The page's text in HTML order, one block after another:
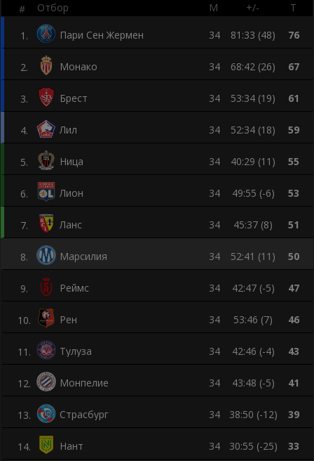
# Отбор М +/- Т
1 . Пари Сен Жермен 34 81:33 (48) 76
2. Монако 34 68:42 (26) 67
3. Брест 34 53:34 (19) 61
4. Лил 34 52:34 (18) 59
5. Ница 34 40:29 (11) 55
6. Лион 34 49:55 (-6) 53
7. Ланс 34 45:37 (8) 51
8. Марсилия 34 52:41 (11) 50
9. Реймс 34 42:47 (-5) 47
10. Рен 34 53:46 (7) 46
11 . Тулуза 34 42:46 (-4) 43
12. Монпелие 34 43:48 (-5) 41
13. Страсбург 34 38:50 (-12) 39
14. Нант 34 30:55 (-25) 33